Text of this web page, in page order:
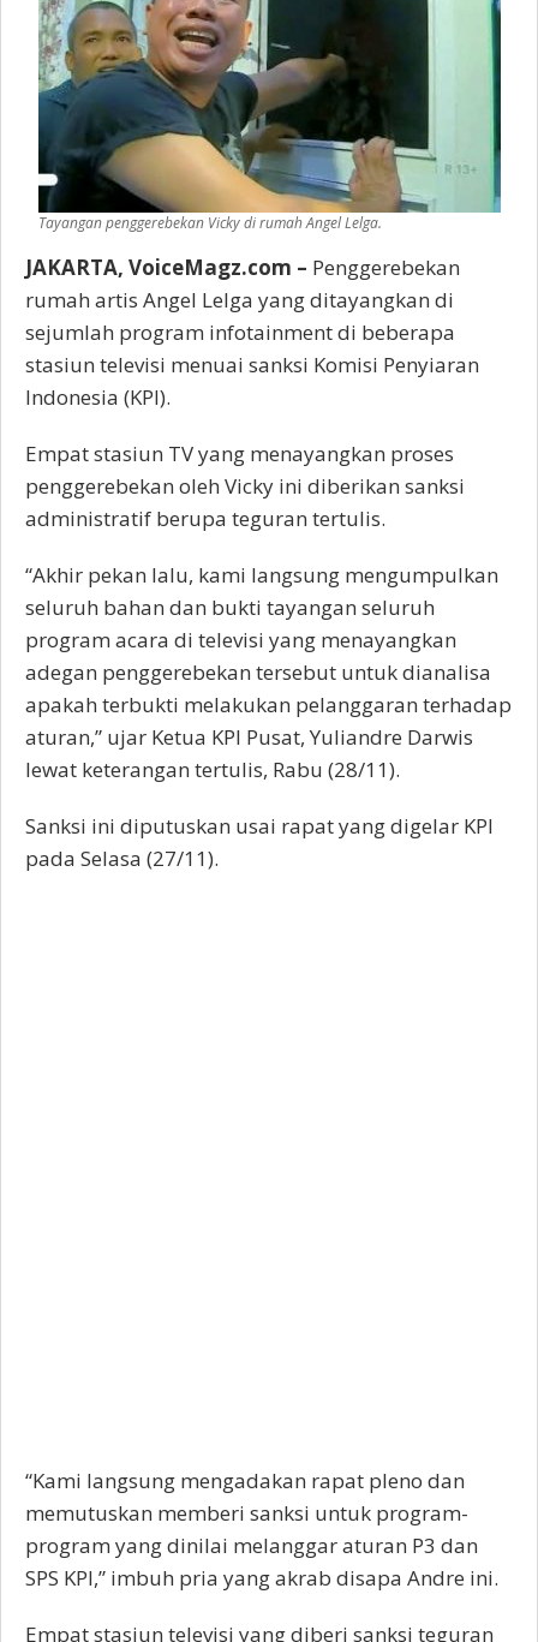
Tayangan penggerebekan Vicky di rumah Angel Lelga.
JAKARTA, VoiceMagz.com – Penggerebekan
rumah artis Angel Lelga yang ditayangkan di
sejumlah program infotainment di beberapa
stasiun televisi menuai sanksi Komisi Penyiaran
Indonesia (KPI).
Empat stasiun TV yang menayangkan proses
penggerebekan oleh Vicky ini diberikan sanksi
administratif berupa teguran tertulis.
“Akhir pekan lalu, kami langsung mengumpulkan
seluruh bahan dan bukti tayangan seluruh
program acara di televisi yang menayangkan
adegan penggerebekan tersebut untuk dianalisa
apakah terbukti melakukan pelanggaran terhadap
aturan,” ujar Ketua KPI Pusat, Yuliandre Darwis
lewat keterangan tertulis, Rabu (28/11).
Sanksi ini diputuskan usai rapat yang digelar KPI
pada Selasa (27/11).
“Kami langsung mengadakan rapat pleno dan
memutuskan memberi sanksi untuk program-
program yang dinilai melanggar aturan P3 dan
SPS KPI,” imbuh pria yang akrab disapa Andre ini.
Empat stasiun televisi yang diberi sanksi teguran